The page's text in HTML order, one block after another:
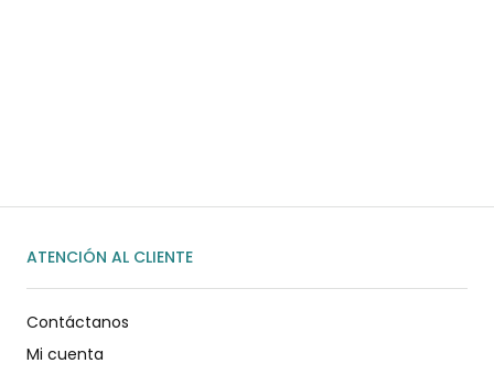
ATENCIÓN AL CLIENTE
Contáctanos
Mi cuenta